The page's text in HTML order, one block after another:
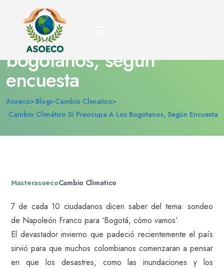
Cambio climático sí
preocupa a los
bogotanos, según
encuesta
Asoeco Blog Cambio Climatico
Cambio Climático Sí Preocupa A Los Bogotanos, Según Encuesta
MasterasoecoCambio Climatico
7 de cada 10 ciudadanos dicen saber del tema: sondeo
de Napoleón Franco para ‘Bogotá, cómo vamos’.
El devastador invierno que padeció recientemente el país
sirvió para que muchos colombianos comenzaran a pensar
en que los desastres, como las inundaciones y los